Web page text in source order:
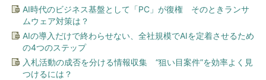
AI時代のビジネス基盤として「PC」が復権 そのときランサ
ムウェア対策は？
AIの導入だけで終わらせない、全社規模でAIを定着させるため
の4つのステップ
入札活動の成否を分ける情報収集 “狙い目案件”を効率よく見
つけるには？